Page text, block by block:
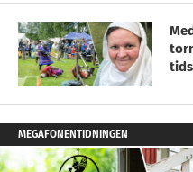
MEGAFONENTIDNINGEN